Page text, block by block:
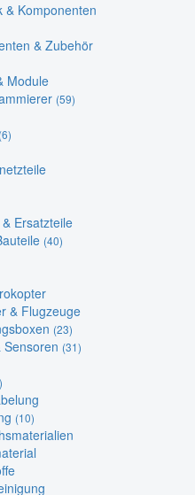
& Komponenten
& Zubehör
Module
(59)
(6)
Ersatzteile
(40)
& Flugzeuge
(23)
Sensoren (31)
(10)